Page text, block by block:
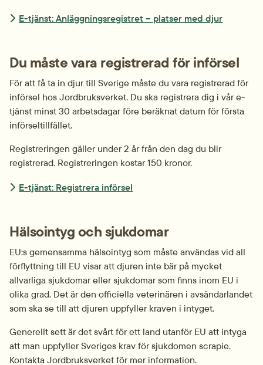
E-tjänst: Anläggningsregistret – platser med djur
Du måste vara registrerad för införsel
För att få ta in djur till Sverige måste du vara registrerad för
införsel hos Jordbruksverket. Du ska registrera dig i vår e-
tjänst minst 30 arbetsdagar före beräknat datum för första
införseltillfället.
Registreringen gäller under 2 år från den dag du blir
registrerad. Registreringen kostar 150 kronor.
E-tjänst: Registrera införsel
Hälsointyg och sjukdomar
EU:s gemensamma hälsointyg som måste användas vid all
förflyttning till EU visar att djuren inte bär på mycket
allvarliga sjukdomar eller sjukdomar som finns inom EU i
olika grad. Det är den officiella veterinären i avsändarlandet
som ska se till att djuren uppfyller kraven i intyget.
Generellt sett är det svårt för ett land utanför EU att intyga
att man uppfyller Sveriges krav för sjukdomen scrapie.
Kontakta Jordbruksverket för mer information.